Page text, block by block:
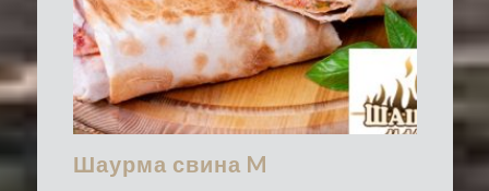
Шаурма свина M